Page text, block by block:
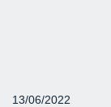
13/06/2022